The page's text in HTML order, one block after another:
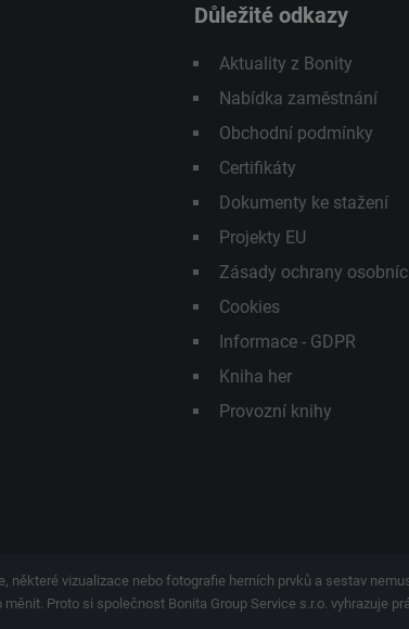
Důležité odkazy
Aktuality z Bonity
Nabídka zaměstnání
Obchodní podmínky
Certifikáty
Dokumenty ke stažení
Projekty EU
Zásady ochrany
Cookies
Informace - GDPR
Kniha her
Provozní knihy
některé vizualizace nebo fotografie herních prvků a sestav
Proto si společnost Bonita Group Service s.r.o. vyhrazuje